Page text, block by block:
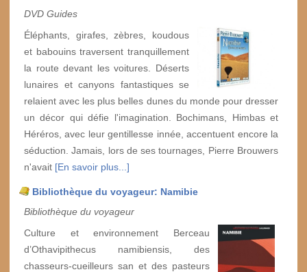
DVD Guides
Éléphants, girafes, zèbres, koudous
et babouins traversent tranquillement
la route devant les voitures. Déserts
lunaires et canyons fantastiques se
relaient avec les plus belles dunes du monde pour dresser
un décor qui défie l'imagination. Bochimans, Himbas et
Héréros, avec leur gentillesse innée, accentuent encore la
séduction. Jamais, lors de ses tournages, Pierre Brouwers
n'avait [En savoir plus...]
Bibliothèque du voyageur: Namibie
Bibliothèque du voyageur
Culture et environnement Berceau
d’Othavipithecus namibiensis, des
chasseurs-cueilleurs san et des pasteurs